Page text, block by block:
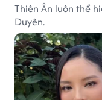
Thiên Ân luôn thể
Duyên.